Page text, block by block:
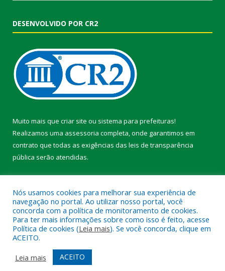
DESENVOLVIDO POR CR2
Muito mais que criar site ou sistema para prefeituras!
Realizamos uma assessoria completa, onde garantimos em
contrato que todas as exigências das leis de transparência
pública serão atendidas.
Todos os direitos reservados a Prefeitura Municipal de Faro.
Mapa do Site
Acessar Área Administrativa
Acessar Webmail
Nós usamos cookies para melhorar sua experiência de
navegação no portal. Ao utilizar nosso portal, você
concorda com a política de monitoramento de cookies.
Para ter mais informações sobre como isso é feito, acesse
Política de cookies (Leia mais). Se você concorda, clique em
ACEITO.
Leia mais
ACEITO